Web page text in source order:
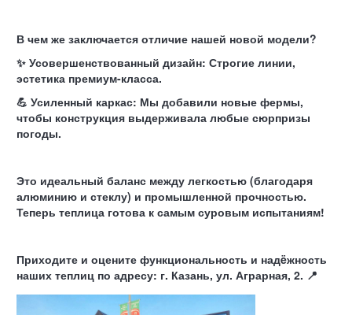
В чем же заключается отличие нашей новой модели?
✨ Усовершенствованный дизайн: Строгие линии,
эстетика премиум-класса.
💪 Усиленный каркас: Мы добавили новые фермы,
чтобы конструкция выдерживала любые сюрпризы
погоды.
Это идеальный баланс между легкостью (благодаря
алюминию и стеклу) и промышленной прочностью.
Теперь теплица готова к самым суровым испытаниям!
Приходите и оцените функциональность и надëжность
наших теплиц по адресу: г. Казань, ул. Аграрная, 2. 📍